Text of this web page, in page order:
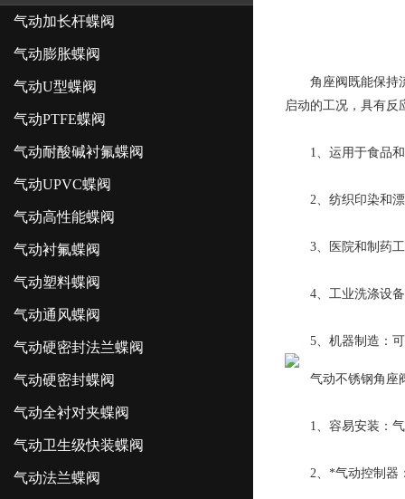
气动加长杆蝶阀
气动膨胀蝶阀
气动U型蝶阀
气动PTFE蝶阀
气动耐酸碱衬氟蝶阀
气动UPVC蝶阀
气动高性能蝶阀
气动衬氟蝶阀
气动塑料蝶阀
气动通风蝶阀
气动硬密封法兰蝶阀
气动硬密封蝶阀
气动全衬对夹蝶阀
气动卫生级快装蝶阀
气动法兰蝶阀
角座阀既能保持流
启动的工况，具有反
1、运用于食品和
2、纺织印染和漂
3、医院和制药工
4、工业洗涤设备
5、机器制造：可
气动不锈钢角座
1、容易安装：气
2、*气动控制器：